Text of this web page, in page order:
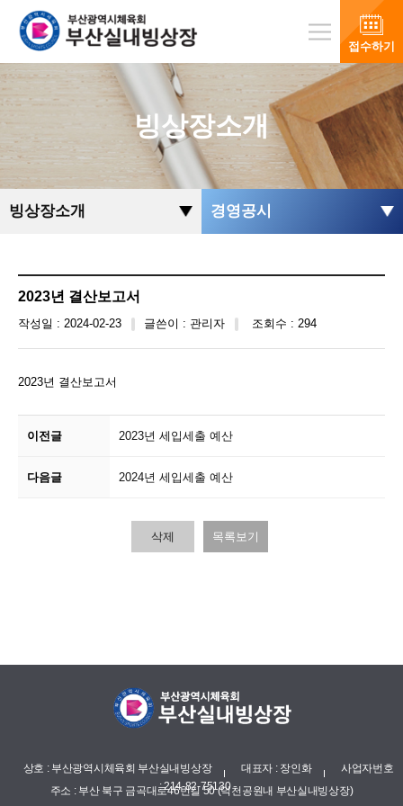
접수하기
빙상장소개
빙상장소개 경영공시
2023년 결산보고서
작성일 : 2024-02-23 글쓴이 : 관리자 조회수 : 294
2023년 결산보고서
이전글 2023년 세입세출 예산
다음글 2024년 세입세출 예산
삭제 목록보기
상호 : 부산광역시체육회 부산실내빙상장 대표자 : 장인화
사업자번호
: 214-82-75130
주소 : 부산 북구 금곡대로46번길 50 (덕천공원내 부산실내빙상장)